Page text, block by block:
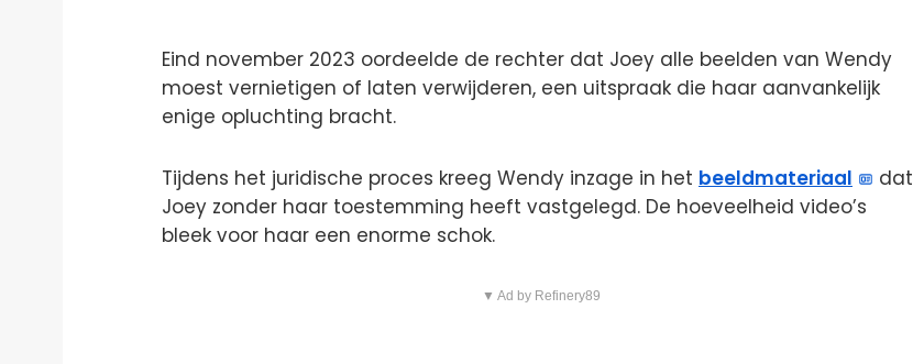
Eind november 2023 oordeelde de rechter dat Joey alle beelden van Wendy
moest vernietigen of laten verwijderen, een uitspraak die haar aanvankelijk
enige opluchting bracht.
Tijdens het juridische proces kreeg Wendy inzage in het beeldmateriaal
dat
Joey zonder haar toestemming heeft vastgelegd. De hoeveelheid video’s
bleek voor haar een enorme schok.
▼ Ad by Refinery89